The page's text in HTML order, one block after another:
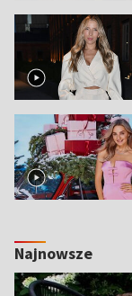
Najnowsze